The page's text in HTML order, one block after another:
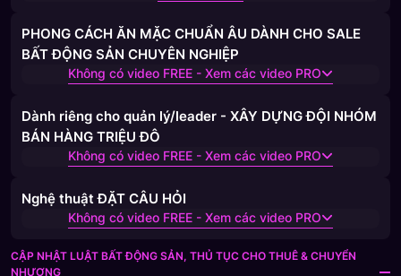
PHONG CÁCH ĂN MẶC CHUẨN ÂU DÀNH CHO SALE
BẤT ĐỘNG SẢN CHUYÊN NGHIỆP
Không có video FREE - Xem các video PRO
Dành riêng cho quản lý/leader - XÂY DỰNG ĐỘI NHÓM
BÁN HÀNG TRIỆU ĐÔ
Không có video FREE - Xem các video PRO
Nghệ thuật ĐẶT CÂU HỎI
Không có video FREE - Xem các video PRO
CẬP NHẬT LUẬT BẤT ĐỘNG SẢN, THỦ TỤC CHO THUÊ & CHUYỂN
NHƯỢNG